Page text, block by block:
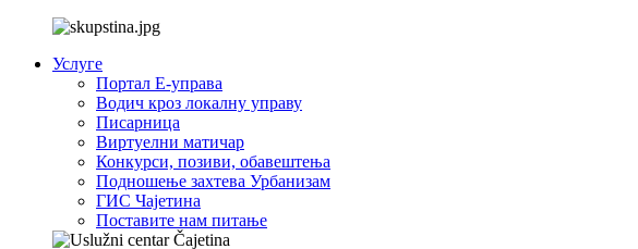
Услуге
Портал Е-управа
Водич кроз локалну управу
Писарница
Виртуелни матичар
Конкурси, позиви, обавештења
Подношење захтева Урбанизам
ГИС Чајетина
Поставите нам питање